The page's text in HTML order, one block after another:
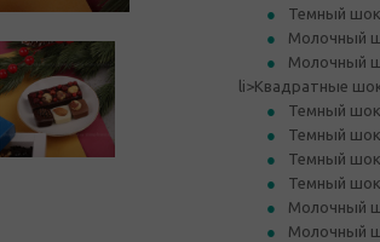
Темный
Молочный
Молочный
li>Квадратные
Темный
Темный
Темный
Темный
Молочный
Молочный